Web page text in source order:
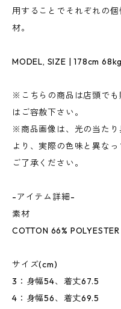
用することでそれぞれの
材。
MODEL, SIZE | 178cm
※こちらの商品は店頭で
はご容赦下さい。
※商品画像は、光の当たり
より、実際の色味と異な
ご了承ください。
-アイテム詳細-
素材
COTTON 66% POLYESTER
サイズ(cm)
3：身幅54、着丈67.5
4：身幅56、着丈69.5